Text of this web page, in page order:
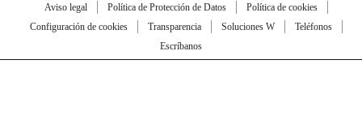
Aviso legal Política de Protección de Datos
Política de cookies
Configuración de cookies
Transparencia Soluciones W
Teléfonos
Escríbanos